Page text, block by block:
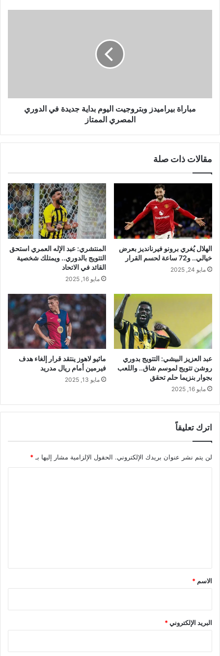
المصري
الممتازمباراة بيراميدز وبتروجيت اليوم بداية جديدة في الدوري
المصري الممتاز
مقالات ذات صلة
الهلال يُغري برونو فيرنانديز بعرض
خيالي.. و72 ساعة لحسم القرار
مايو 24, 2025
المنتشري: عبد الإله العمري استحق
التتويج بالدوري.. ويمتلك شخصية
القائد في الاتحاد
مايو 16, 2025
عبد العزيز البيشي: التتويج بدوري
روشن تتويج لموسم شاق.. واللعب
بجوار بنزيما حلم تحقق
مايو 16, 2025
ماثيو لاهوز ينتقد قرار إلغاء هدف
فيرمين أمام ريال مدريد
مايو 13, 2025
اترك تعليقاً
لن يتم نشر عنوان بريدك الإلكتروني. الحقول الإلزامية مشار إليها بـ*
*
الاسم *
البريد الإلكتروني*